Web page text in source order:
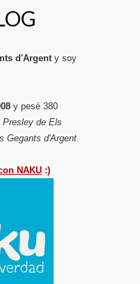
d'Argent y soy
y pesé 380
Presley de Els
Gegants d'Argent
NAKU :)